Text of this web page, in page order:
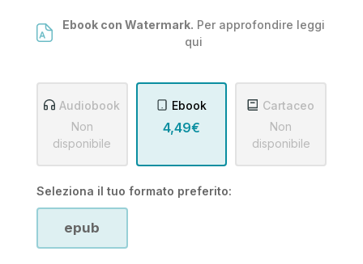
Ebook con Watermark. Per approfondire leggi
qui
Audiobook
Non
disponibile
Ebook
4,49€
Cartaceo
Non
disponibile
Seleziona il tuo formato preferito:
epub